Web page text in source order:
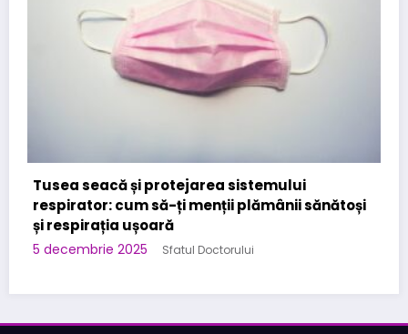
Stomatologice – interventii rapide in Bucuresti
la Kirilova Dent
3 noiembrie 2025 Sfatul Doctorului